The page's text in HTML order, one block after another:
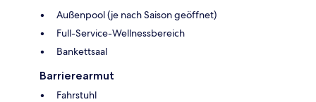
Außenpool (je nach Saison geöffnet)
Full-Service-Wellnessbereich
Bankettsaal
Barrierearmut
Fahrstuhl